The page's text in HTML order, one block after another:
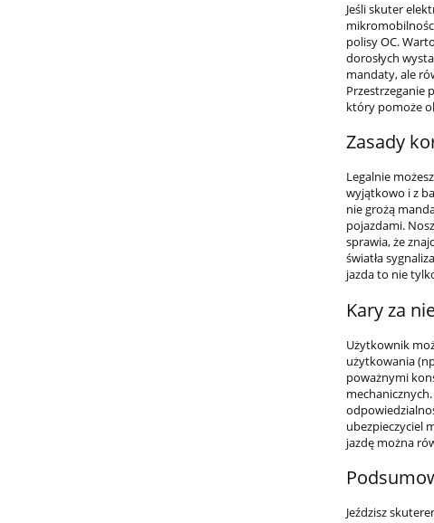
Jeśli skuter
polisy OC.
dorosłych
mandaty, ale
Przestrzeganie
który pomoże
Zasady
Legalnie
wyjątkowo i z
nie grożą
pojazdami.
sprawia, że
światła
jazda to nie
Kary za
Użytkownik
użytkowania
poważnymi
ubezpieczyciel
jazdę można
Jeździsz